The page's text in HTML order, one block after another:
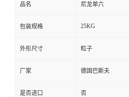
品名 尼龙单六
包装规格 25KG
外形尺寸 粒子
厂家 德国巴斯夫
是否进口 否